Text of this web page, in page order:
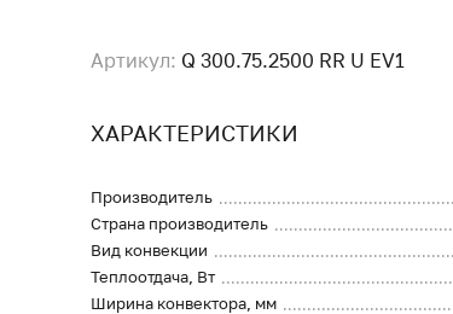
Артикул: Q 300.75.2500 RR U EV1
ХАРАКТЕРИСТИКИ
Производитель
Страна производитель
Вид конвекции
Теплоотдача, Вт
Ширина конвектора, мм